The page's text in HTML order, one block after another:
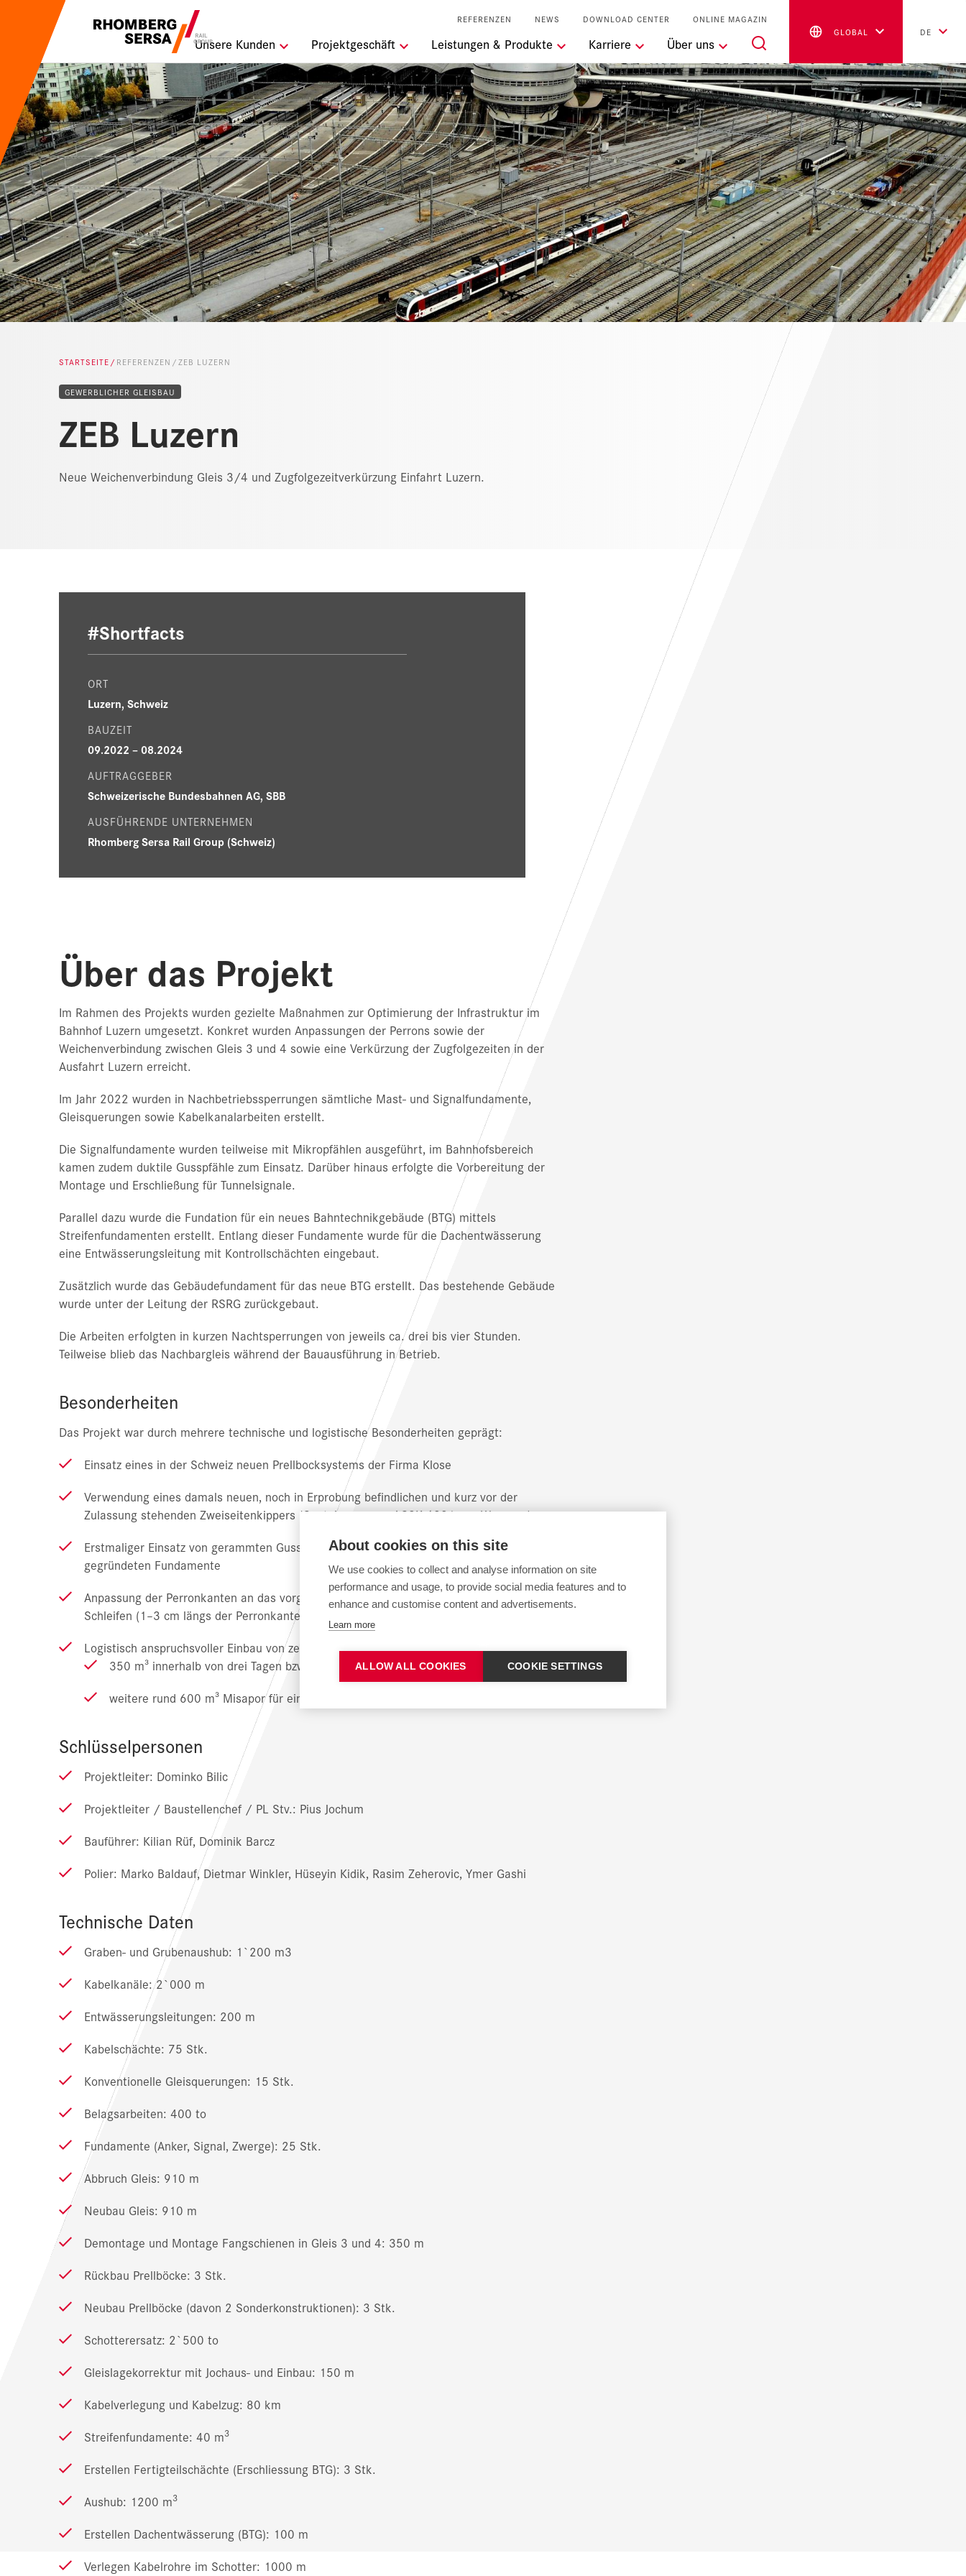
REFERENZEN NEWS DOWNLOAD CENTER ONLINE MAGAZIN
Unsere Kunden Projektgeschäft Leistungen & Produkte Karriere Über uns
GLOBAL DE
Suchempfehlungen
Karriere bei der RSRG
Nachhaltigkeit
Digital Rail Services
STARTSEITE REFERENZEN ZEB LUZERN
GEWERBLICHER GLEISBAU
ZEB Luzern
Neue Weichenverbindung Gleis 3/4 und Zugfolgezeitverkürzung Einfahrt Luzern.
#Shortfacts
ORT
Luzern, Schweiz
BAUZEIT
09.2022 – 08.2024
AUFTRAGGEBER
Schweizerische Bundesbahnen AG, SBB
AUSFÜHRENDE UNTERNEHMEN
Rhomberg Sersa Rail Group (Schweiz)
Über das Projekt
Im Rahmen des Projekts wurden gezielte Maßnahmen zur Optimierung der Infrastruktur im
Bahnhof Luzern umgesetzt. Konkret wurden Anpassungen der Perrons sowie der
Weichenverbindung zwischen Gleis 3 und 4 sowie eine Verkürzung der Zugfolgezeiten in der
Ausfahrt Luzern erreicht.
Im Jahr 2022 wurden in Nachbetriebssperrungen sämtliche Mast- und Signalfundamente,
Gleisquerungen sowie Kabelkanalarbeiten erstellt.
Die Signalfundamente wurden teilweise mit Mikropfählen ausgeführt, im Bahnhofsbereich
kamen zudem duktile Gusspfähle zum Einsatz. Darüber hinaus erfolgte die Vorbereitung der
Montage und Erschließung für Tunnelsignale.
Parallel dazu wurde die Fundation für ein neues Bahntechnikgebäude (BTG) mittels
Streifenfundamenten erstellt. Entlang dieser Fundamente wurde für die Dachentwässerung
eine Entwässerungsleitung mit Kontrollschächten eingebaut.
Zusätzlich wurde das Gebäudefundament für das neue BTG erstellt. Das bestehende Gebäude
wurde unter der Leitung der RSRG zurückgebaut.
Die Arbeiten erfolgten in kurzen Nachtsperrungen von jeweils ca. drei bis vier Stunden.
Teilweise blieb das Nachbargleis während der Bauausführung in Betrieb.
Besonderheiten
Das Projekt war durch mehrere technische und logistische Besonderheiten geprägt:
Einsatz eines in der Schweiz neuen Prellbocksystems der Firma Klose
Verwendung eines damals neuen, noch in Erprobung befindlichen und kurz vor der
Zulassung stehenden Zweiseitenkippers (Containerwagen AGSK 6321 von Wascosa)
Erstmaliger Einsatz von gerammten Gusspfählen inklusive Erstellung der darauf
gegründeten Fundamente
Anpassung der Perronkanten an das vorgegebene Lichtraumprofil durch Schneiden und
Schleifen (1–3 cm längs der Perronkante sowie 1–4 cm in der Höhe)
Logistisch anspruchsvoller Einbau von zementgebundenem Misapor:
350 m³ innerhalb von drei Tagen bzw. sechs Schichten für einen Perron
weitere rund 600 m³ Misapor für einen zweiten Perron
Schlüsselpersonen
Projektleiter: Dominko Bilic
Projektleiter / Baustellenchef / PL Stv.: Pius Jochum
Bauführer: Kilian Rüf, Dominik Barcz
Polier: Marko Baldauf, Dietmar Winkler, Hüseyin Kidik, Rasim Zeherovic, Ymer Gashi
Technische Daten
Graben- und Grubenaushub: 1`200 m3
Kabelkanäle: 2`000 m
Entwässerungsleitungen: 200 m
Kabelschächte: 75 Stk.
Konventionelle Gleisquerungen: 15 Stk.
Belagsarbeiten: 400 to
Fundamente (Anker, Signal, Zwerge): 25 Stk.
Abbruch Gleis: 910 m
Neubau Gleis: 910 m
Demontage und Montage Fangschienen in Gleis 3 und 4: 350 m
Rückbau Prellböcke: 3 Stk.
Neubau Prellböcke (davon 2 Sonderkonstruktionen): 3 Stk.
Schotterersatz: 2`500 to
Gleislagekorrektur mit Jochaus- und Einbau: 150 m
Kabelverlegung und Kabelzug: 80 km
Streifenfundamente: 40 m3
Erstellen Fertigteilschächte (Erschliessung BTG): 3 Stk.
Aushub: 1200 m3
Erstellen Dachentwässerung (BTG): 100 m
Verlegen Kabelrohre im Schotter: 1000 m
About cookies on this site
We use cookies to collect and analyse information on site
performance and usage, to provide social media features and to
enhance and customise content and advertisements.
Learn more
ALLOW ALL COOKIES COOKIE SETTINGS